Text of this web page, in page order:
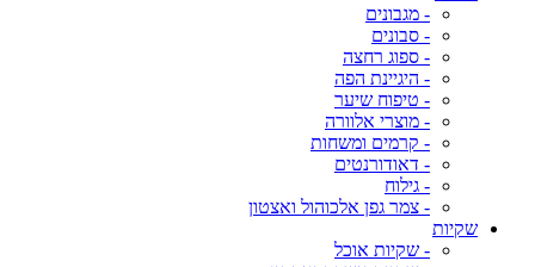
- מגבונים
- סבונים
- ספוג רחצה
- היגיינת הפה
- טיפוח שיער
- מוצרי אלוורה
- קרמים ומשחות
- דאודורנטים
- גילוח
- צמר גפן אלכוהול ואצטון
שקיות
- שקיות אוכל